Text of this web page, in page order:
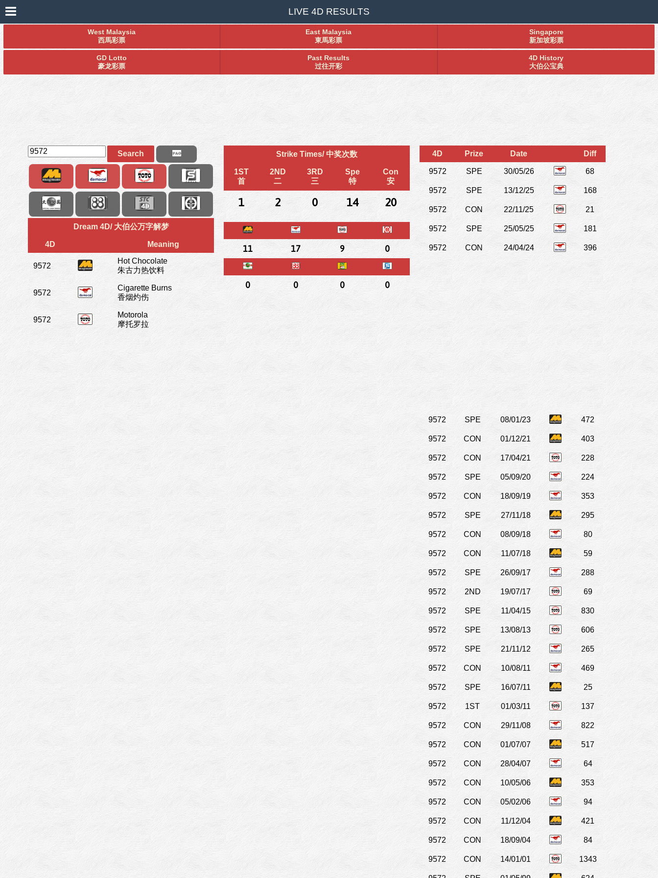
LIVE 4D RESULTS
West Malaysia
西馬彩票
East Malaysia
東馬彩票
Singapore
新加坡彩票
GD Lotto
豪龙彩票
Past Results
过往开彩
4D History
大伯公宝典
Search
Dream 4D/ 大伯公万字解梦
4D Meaning
9572
Hot Chocolate
朱古力热饮料
9572
Cigarette Burns
香烟灼伤
9572
Motorola
摩托罗拉
Strike Times/ 中奖次数
1ST
首
2ND
二
3RD
三
Spe
特
Con
安
1 2 0 14 20
11 17 9 0
0 0 0 0
4D Prize Date Diff
9572 SPE 30/05/26 68
9572 SPE 13/12/25 168
9572 CON 22/11/25 21
9572 SPE 25/05/25 181
9572 CON 24/04/24 396
9572 SPE 08/01/23 472
9572 CON 01/12/21 403
9572 CON 17/04/21 228
9572 SPE 05/09/20 224
9572 CON 18/09/19 353
9572 SPE 27/11/18 295
9572 CON 08/09/18 80
9572 CON 11/07/18 59
9572 SPE 26/09/17 288
9572 2ND 19/07/17 69
9572 SPE 11/04/15 830
9572 SPE 13/08/13 606
9572 SPE 21/11/12 265
9572 CON 10/08/11 469
9572 SPE 16/07/11 25
9572 1ST 01/03/11 137
9572 CON 29/11/08 822
9572 CON 01/07/07 517
9572 CON 28/04/07 64
9572 CON 10/05/06 353
9572 CON 05/02/06 94
9572 CON 11/12/04 421
9572 CON 18/09/04 84
9572 CON 14/01/01 1343